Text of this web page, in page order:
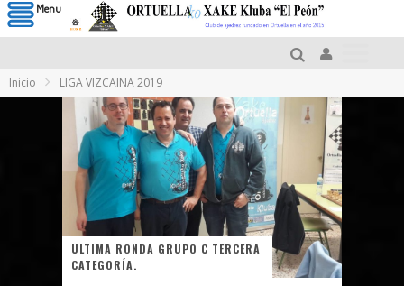
Inicio LIGA VIZCAINA 2019
ULTIMA RONDA GRUPO C TERCERA
CATEGORÍA.
Menu